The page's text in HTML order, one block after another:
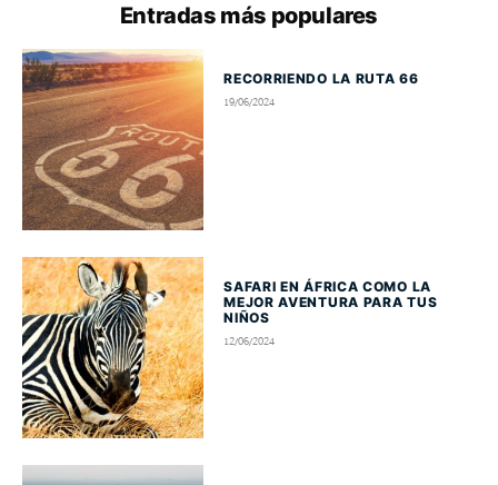
Entradas más populares
RECORRIENDO LA RUTA 66
19/06/2024
SAFARI EN ÁFRICA COMO LA
MEJOR AVENTURA PARA TUS
NIÑOS
12/06/2024